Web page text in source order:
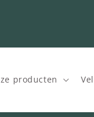
producten